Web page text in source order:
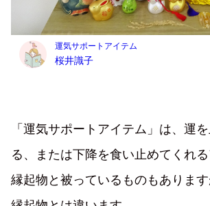
「運気サポートアイテム」は、運
る、または下降を食い止めてくれる
縁起物と被っているものもありま